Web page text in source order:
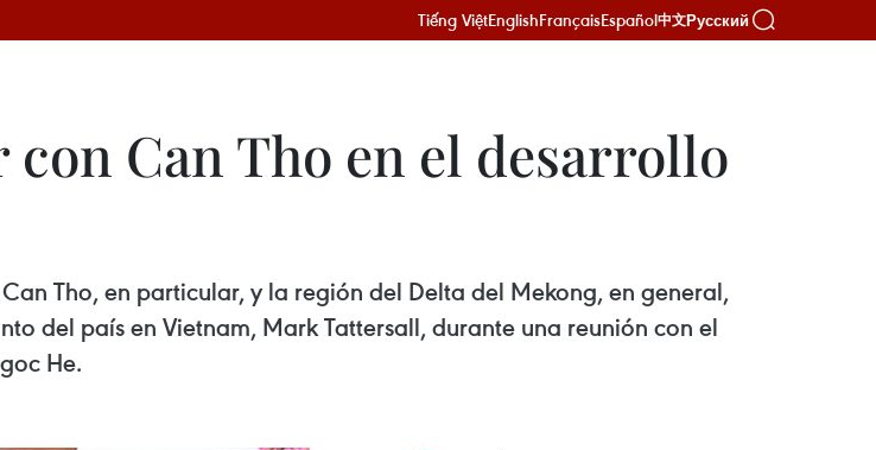
Tiếng ViệtEnglishFrançaisEspañol中文Русский
Can Tho en el desarrollo
Tho, en particular, y la región del Delta del Mekong, en general,
del país en Vietnam, Mark Tattersall, durante una reunión con el
He.